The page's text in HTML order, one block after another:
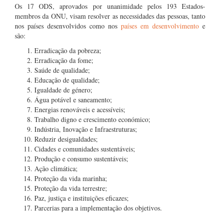
Os 17 ODS, aprovados por unanimidade pelos 193 Estados-
membros da ONU, visam resolver as necessidades das pessoas, tanto
nos países desenvolvidos como nos países em desenvolvimento e
são:
Erradicação da pobreza;
Erradicação da fome;
Saúde de qualidade;
Educação de qualidade;
Igualdade de género;
Água potável e saneamento;
Energias renováveis e acessíveis;
Trabalho digno e crescimento económico;
Indústria, Inovação e Infraestruturas;
Reduzir desigualdades;
Cidades e comunidades sustentáveis;
Produção e consumo sustentáveis;
Ação climática;
Proteção da vida marinha;
Proteção da vida terrestre;
Paz, justiça e instituições eficazes;
Parcerias para a implementação dos objetivos.